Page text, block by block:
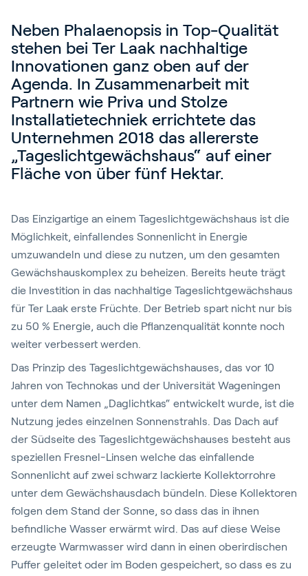
Partners
Academy
Anmelden
Neben Phalaenopsis in Top-Qualität
stehen bei Ter Laak nachhaltige
Innovationen ganz oben auf der
Agenda. In Zusammenarbeit mit
Partnern wie Priva und Stolze
Installatietechniek errichtete das
Unternehmen 2018 das allererste
„Tageslichtgewächshaus“ auf einer
Fläche von über fünf Hektar.
Das Einzigartige an einem Tageslichtgewächshaus ist die
Möglichkeit, einfallendes Sonnenlicht in Energie
umzuwandeln und diese zu nutzen, um den gesamten
Gewächshauskomplex zu beheizen. Bereits heute trägt
die Investition in das nachhaltige Tageslichtgewächshaus
für Ter Laak erste Früchte. Der Betrieb spart nicht nur bis
zu 50 % Energie, auch die Pflanzenqualität konnte noch
weiter verbessert werden.
Das Prinzip des Tageslichtgewächshauses, das vor 10
Jahren von Technokas und der Universität Wageningen
unter dem Namen „Daglichtkas“ entwickelt wurde, ist die
Nutzung jedes einzelnen Sonnenstrahls. Das Dach auf
der Südseite des Tageslichtgewächshauses besteht aus
speziellen Fresnel-Linsen welche das einfallende
Sonnenlicht auf zwei schwarz lackierte Kollektorrohre
unter dem Gewächshausdach bündeln. Diese Kollektoren
folgen dem Stand der Sonne, so dass das in ihnen
befindliche Wasser erwärmt wird. Das auf diese Weise
erzeugte Warmwasser wird dann in einen oberirdischen
Puffer geleitet oder im Boden gespeichert, so dass es zu